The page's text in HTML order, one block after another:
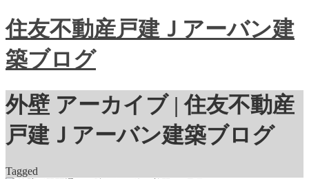
住友不動産戸建Ｊアーバン建
築ブログ
外壁 アーカイブ | 住友不動産
戸建Ｊアーバン建築ブログ
Tagged